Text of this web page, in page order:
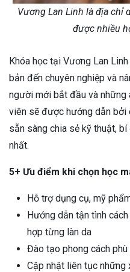
Vương Lan Linh là địa chỉ
được nhiều
Khóa học tại Vương Lan
bản đến chuyên nghiệp và
người mới bắt đầu và những
viên sẽ được hướng dẫn bởi
sẵn sàng chia sẻ kỹ thuật,
nhất.
5+ Ưu điểm khi chọn học
Hỗ trợ dụng cụ, mỹ
Hướng dẫn tận tình
hợp từng làn da
Đào tạo phong cách
Cập nhật liên tục những